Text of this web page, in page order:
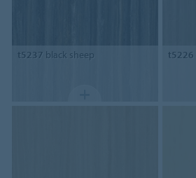
t5237 black sheep t5226